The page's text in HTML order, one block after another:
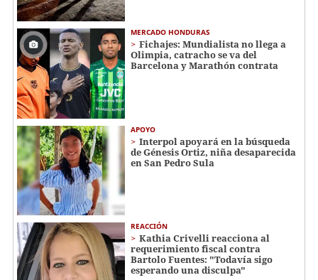
MERCADO HONDURAS
Fichajes: Mundialista no llega a
Olimpia, catracho se va del
Barcelona y Marathón contrata
APOYO
Interpol apoyará en la búsqueda
de Génesis Ortiz, niña desaparecida
en San Pedro Sula
REACCIÓN
Kathia Crivelli reacciona al
requerimiento fiscal contra
Bartolo Fuentes: "Todavía sigo
esperando una disculpa"